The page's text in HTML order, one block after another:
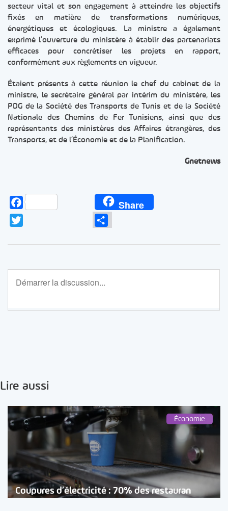
secteur vital et son engagement à atteindre les objectifs
fixés en matière de transformations numériques,
énergétiques et écologiques. La ministre a également
exprimé l’ouverture du ministère à établir des partenariats
efficaces pour concrétiser les projets en rapport,
conformément aux règlements en vigueur.
Étaient présents à cette réunion le chef du cabinet de la
ministre, le secrétaire général par intérim du ministère, les
PDG de la Société des Transports de Tunis et de la Société
Nationale des Chemins de Fer Tunisiens, ainsi que des
représentants des ministères des Affaires étrangères, des
Transports, et de l’Économie et de la Planification.
Gnetnews
Facebook Share
Partager
Lire aussi
Économie
Coupures d’électricité : 70% des restauran